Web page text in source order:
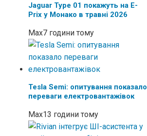
Jaguar Type 01 покажуть на E-
Prix у Монако в травні 2026
Max7 години тому
Tesla Semi: опитування показало
переваги електровантажівок
Max13 години тому